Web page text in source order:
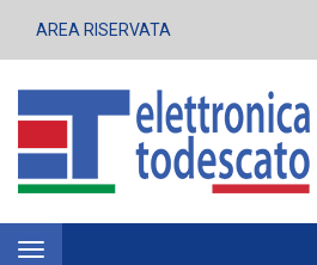
AREA RISERVATA
Toggle